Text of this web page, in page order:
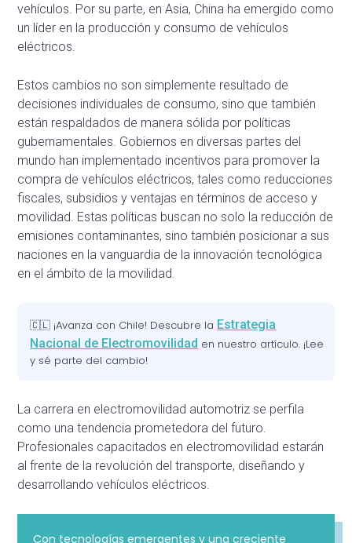
vehículos. Por su parte, en Asia, China ha emergido como
un líder en la producción y consumo de vehículos
eléctricos.
Estos cambios no son simplemente resultado de
decisiones individuales de consumo, sino que también
están respaldados de manera sólida por políticas
gubernamentales. Gobiernos en diversas partes del
mundo han implementado incentivos para promover la
compra de vehículos eléctricos, tales como reducciones
fiscales, subsidios y ventajas en términos de acceso y
movilidad. Estas políticas buscan no solo la reducción de
emisiones contaminantes, sino también posicionar a sus
naciones en la vanguardia de la innovación tecnológica
en el ámbito de la movilidad.
🇨🇱 ¡Avanza con Chile! Descubre la Estrategia
Nacional de Electromovilidad en nuestro artículo. ¡Lee
y sé parte del cambio!
La carrera en electromovilidad automotriz se perfila
como una tendencia prometedora del futuro.
Profesionales capacitados en electromovilidad estarán
al frente de la revolución del transporte, diseñando y
desarrollando vehículos eléctricos.
Con tecnologías emergentes y una creciente